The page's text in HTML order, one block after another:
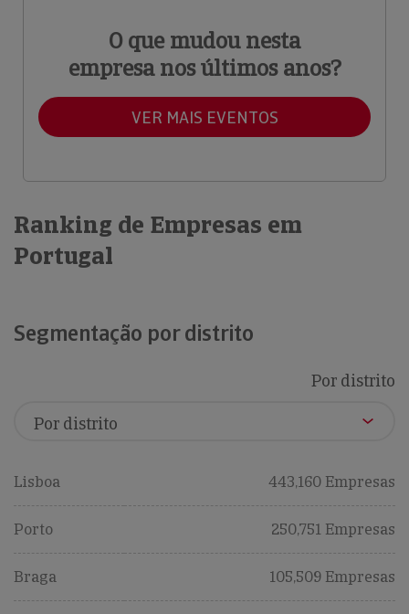
O que mudou nesta
empresa nos últimos anos?
VER MAIS EVENTOS
Ranking de Empresas em
Portugal
Segmentação por distrito
Por distrito
Lisboa 443,160 Empresas
Porto 250,751 Empresas
Braga 105,509 Empresas